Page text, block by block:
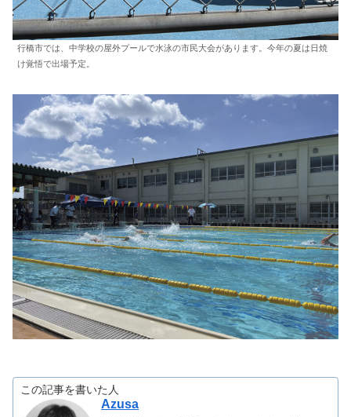
行橋市では、中学校の屋外プールで水泳の市民大会があります。今年の夏は日焼
け覚悟で出場予定。
この記事を書いた人
Azusa